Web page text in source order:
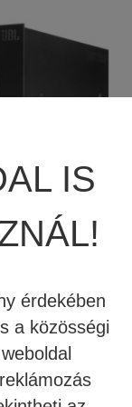
IS
érdekében
a közösségi